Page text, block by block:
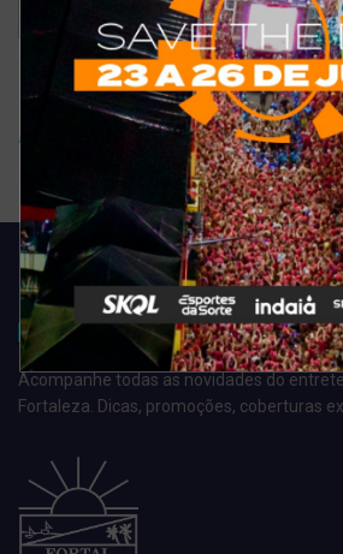
Ver resultados
Arquivo de enquete
Acompanhe todas as novidades do
Fortaleza. Dicas, promoções, coberturas